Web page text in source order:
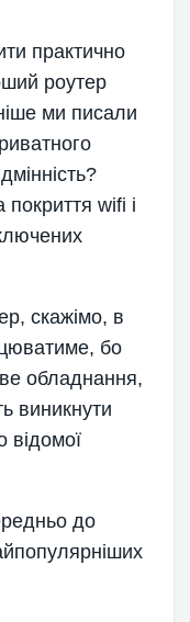
практично
роутер
ми писали
покриття wifi і
скажімо, в
бо
обладнання,
виникнути
відомої
до